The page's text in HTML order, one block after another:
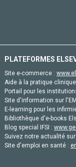
PLATEFORMES
Site e-commerce :
Aide à la pratique
Portail pour les
Site d'information sur
E-learning pour les
Bibliothèque d'e-books
Blog special IFSI :
Suivez notre actualité
Site d'emploi en santé :